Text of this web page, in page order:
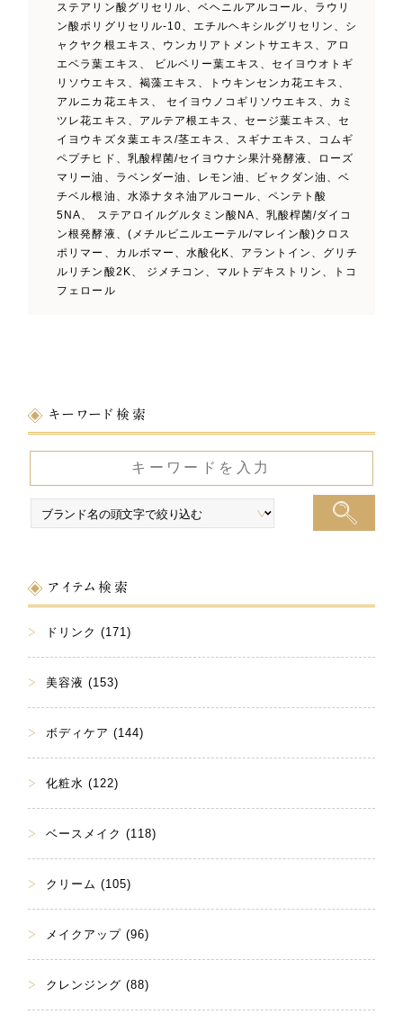
ステアリン酸グリセリル、ベヘニルアルコール、ラウリ
ン酸ポリグリセリル-10、エチルヘキシルグリセリン、シ
ャクヤク根エキス、ウンカリアトメントサエキス、アロ
エベラ葉エキス、 ビルベリー葉エキス、セイヨウオトギ
リソウエキス、褐藻エキス、トウキンセンカ花エキス、
アルニカ花エキス、 セイヨウノコギリソウエキス、カミ
ツレ花エキス、アルテア根エキス、セージ葉エキス、セ
イヨウキズタ葉エキス/茎エキス、スギナエキス、コムギ
ペプチヒド、乳酸桿菌/セイヨウナシ果汁発酵液、ローズ
マリー油、ラベンダー油、レモン油、ビャクダン油、ベ
チベル根油、水添ナタネ油アルコール、ペンテト酸
5NA、 ステアロイルグルタミン酸NA、乳酸桿菌/ダイコ
ン根発酵液、(メチルビニルエーテル/マレイン酸)クロス
ポリマー、カルボマー、水酸化K、アラントイン、グリチ
ルリチン酸2K、 ジメチコン、マルトデキストリン、トコ
フェロール
キーワード検索
アイテム検索
ドリンク (171)
美容液 (153)
ボディケア (144)
化粧水 (122)
ベースメイク (118)
クリーム (105)
メイクアップ (96)
クレンジング (88)